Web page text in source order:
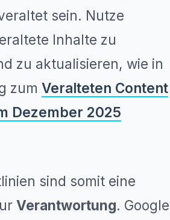
sein. Nutze
Inhalte zu
zu aktualisieren, wie in
zum Veralteten Content
Dezember 2025
sind somit eine
Verantwortung. Google